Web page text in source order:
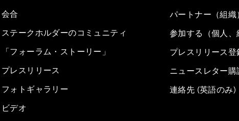
会合
ステークホルダーのコミュニティ
「フォーラム・ストーリー」
プレスリリース
フォトギャラリー
ビデオ
パートナー（組織
参加する（個人、
プレスリリース登
ニュースレター購
連絡先 (英語のみ)